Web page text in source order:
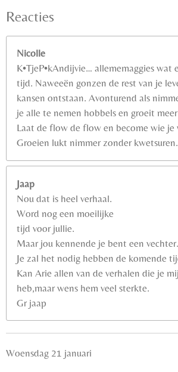
Reacties
Nicolle
K•TjeP•kAndijvie… allememaggies wat
tijd. Naweeën gonzen de rest van je
kansen ontstaan. Avonturend als
je alle te nemen hobbels en groeit
Laat de flow de flow en become wie je
Groeien lukt nimmer zonder kwetsuren.
Jaap
Nou dat is heel verhaal.
Word nog een moeilijke
tijd voor jullie.
Maar jou kennende je bent een vechter.
Je zal het nodig hebben de komende
Kan Arie allen van de verhalen die je
heb,maar wens hem veel sterkte.
Gr jaap
Woensdag 21 januari